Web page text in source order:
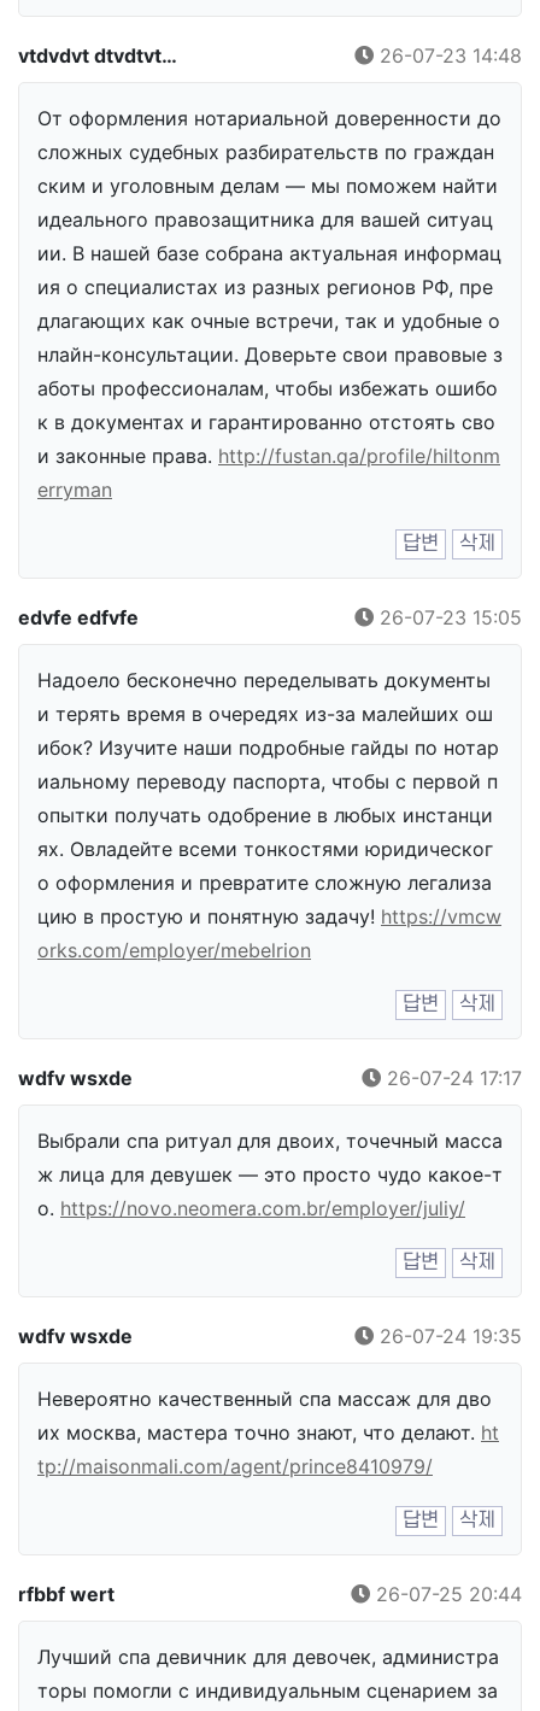
vtdvdvt dtvdtvt… 26-07-23 14:48
От оформления нотариальной доверенности до
сложных судебных разбирательств по граждан
ским и уголовным делам — мы поможем найти
идеального правозащитника для вашей ситуац
ии. В нашей базе собрана актуальная информац
ия о специалистах из разных регионов РФ, пре
длагающих как очные встречи, так и удобные о
нлайн-консультации. Доверьте свои правовые з
аботы профессионалам, чтобы избежать ошибо
к в документах и гарантированно отстоять сво
и законные права. http://fustan.qa/profile/hiltonm
erryman
답변 삭제
edvfe edfvfe 26-07-23 15:05
Надоело бесконечно переделывать документы
и терять время в очередях из-за малейших ош
ибок? Изучите наши подробные гайды по нотар
иальному переводу паспорта, чтобы с первой п
опытки получать одобрение в любых инстанци
ях. Овладейте всеми тонкостями юридическог
о оформления и превратите сложную легализа
цию в простую и понятную задачу! https://vmcw
orks.com/employer/mebelrion
답변 삭제
wdfv wsxde 26-07-24 17:17
Выбрали спа ритуал для двоих, точечный масса
ж лица для девушек — это просто чудо какое-т
о. https://novo.neomera.com.br/employer/juliy/
답변 삭제
wdfv wsxde 26-07-24 19:35
Невероятно качественный спа массаж для дво
их москва, мастера точно знают, что делают. ht
tp://maisonmali.com/agent/prince8410979/
답변 삭제
rfbbf wert 26-07-25 20:44
Лучший спа девичник для девочек, администра
торы помогли с индивидуальным сценарием за